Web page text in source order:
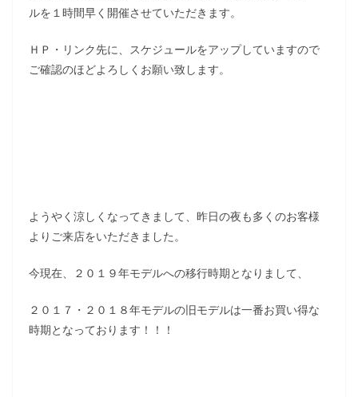
ルを１時間早く開催させていただきます。
ＨＰ・リンク先に、スケジュールをアップしていますので
ご確認のほどよろしくお願い致します。
ようやく涼しくなってきまして、昨日の夜も多くのお客様
よりご来店をいただきました。
今現在、２０１９年モデルへの移行時期となりまして、
２０１７・２０１８年モデルの旧モデルは一番お買い得な
時期となっております！！！